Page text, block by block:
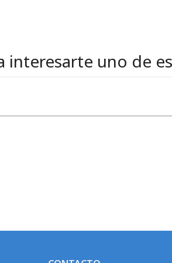
interesarte uno de